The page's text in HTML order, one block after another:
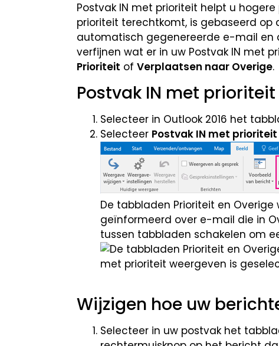
Postvak IN met prioriteit helpt u
prioriteit terechtkomt, is gebaseerd
automatisch gegenereerde e-mail en
verfijnen wat er in uw Postvak IN met
Prioriteit of Verplaatsen naar Overige.
Postvak IN met
Selecteer in Outlook 2016 het
Selecteer Postvak IN met
De tabbladen Prioriteit en
geïnformeerd over e-mail die in
tussen tabbladen schakelen om
Wijzigen hoe uw
Selecteer in uw postvak het